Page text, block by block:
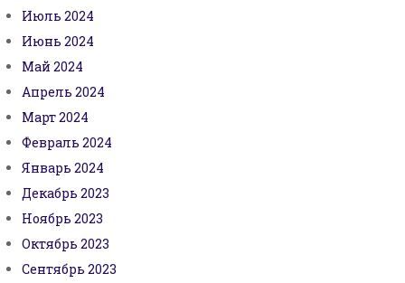
Июль 2024
Июнь 2024
Май 2024
Апрель 2024
Март 2024
Февраль 2024
Январь 2024
Декабрь 2023
Ноябрь 2023
Октябрь 2023
Сентябрь 2023